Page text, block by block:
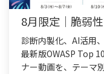
8月限定｜脆弱
診断内製化、AI活用
最新版OWASP Top
ナー動画を、テーマ